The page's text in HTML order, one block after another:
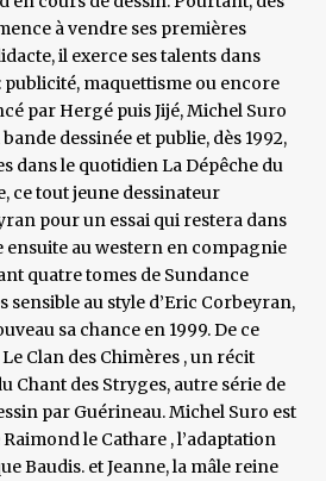
à vendre ses premières
il exerce ses talents dans
maquettisme ou encore
par Hergé puis Jijé, Michel Suro
dessinée et publie, dès 1992,
dans le quotidien La Dépêche du
ce tout jeune dessinateur
pour un essai qui restera dans
ensuite au western en compagnie
quatre tomes de Sundance
sensible au style d’Eric Corbeyran,
sa chance en 1999. De ce
Clan des Chimères , un récit
Chant des Stryges, autre série de
par Guérineau. Michel Suro est
le Cathare , l’adaptation
Baudis. et Jeanne, la mâle reine